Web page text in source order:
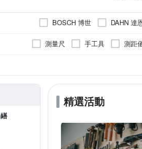
BOSCH 博世
DAHN 達
MK
Ogula 小倉
測量尺 手工具
測距
精選活動